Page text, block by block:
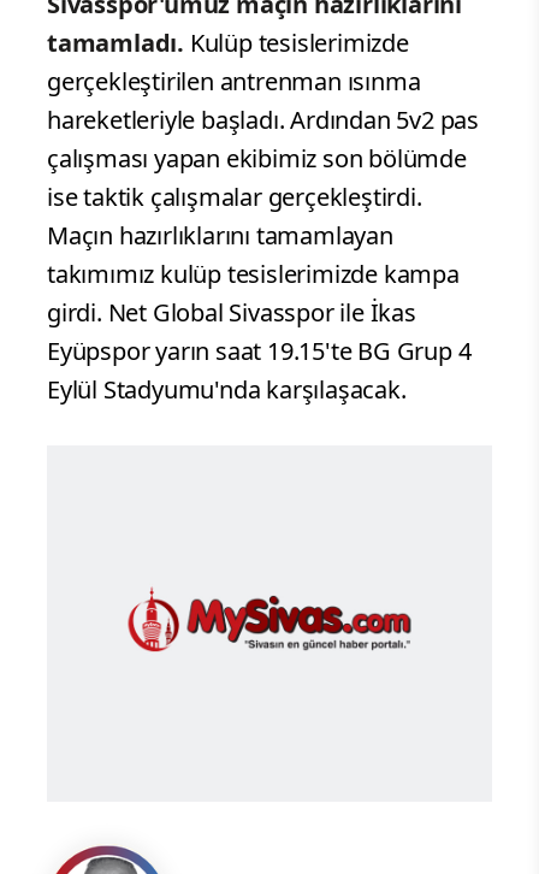
tamamladı. Kulüp tesislerimizde
gerçekleştirilen antrenman ısınma
hareketleriyle başladı. Ardından 5v2 pas
çalışması yapan ekibimiz son bölümde
ise taktik çalışmalar gerçekleştirdi.
Maçın hazırlıklarını tamamlayan
takımımız kulüp tesislerimizde kampa
girdi. Net Global Sivasspor ile İkas
Eyüpspor yarın saat 19.15'te BG Grup 4
Eylül Stadyumu'nda karşılaşacak.